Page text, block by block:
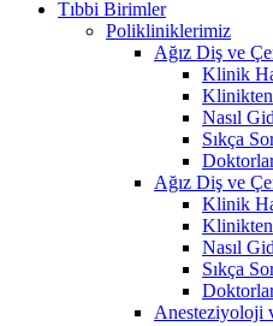
Tıbbi Birimler
Polikliniklerimiz
Ağız Diş ve
Klinik
Nasıl
Sıkça
Ağız Diş ve
Klinik
Nasıl
Sıkça
Anesteziyoloji